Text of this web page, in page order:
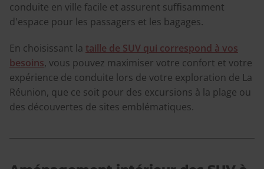
conduite en ville facile et assurent suffisamment
d'espace pour les passagers et les bagages.
En choisissant la taille de SUV qui correspond à vos
besoins, vous pouvez maximiser votre confort et votre
expérience de conduite lors de votre exploration de La
Réunion, que ce soit pour des excursions à la plage ou
des découvertes de sites emblématiques.